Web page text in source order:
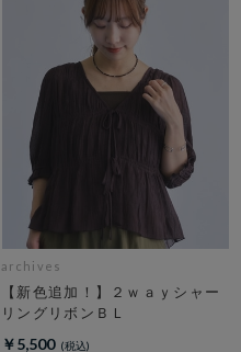
archives
【新色追加！】２ｗａｙシャー
リングリボンＢＬ
￥5,500